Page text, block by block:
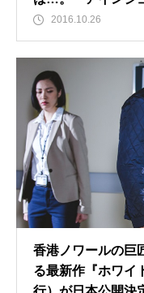
2016.10.26
香港ノワールの巨
る最新作『ホワイ